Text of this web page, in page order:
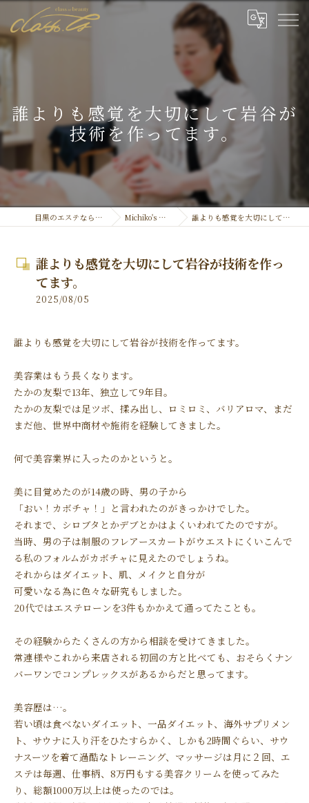
誰よりも感覚を大切にして岩谷が
技術を作ってます。
目黒のエステなら結果重視のclassty Michiko's Official ''Blog'' 誰よりも感覚を大切にして岩谷が技術を作ってます。
誰よりも感覚を大切にして岩谷が技術を作っ
てます。
2025/08/05
誰よりも感覚を大切にして岩谷が技術を作ってます。
美容業はもう長くなります。
たかの友梨で13年、独立して9年目。
たかの友梨では足ツボ、揉み出し、ロミロミ、バリアロマ、まだ
まだ他、世界中商材や施術を経験してきました。
何で美容業界に入ったのかというと。
美に目覚めたのが14歳の時、男の子から
「おい！カボチャ！」と言われたのがきっかけでした。
それまで、シロブタとかデブとかはよくいわれてたのですが。
当時、男の子は制服のフレアースカートがウエストにくいこんで
る私のフォルムがカボチャに見えたのでしょうね。
それからはダイエット、肌、メイクと自分が
可愛いなる為に色々な研究もしました。
20代ではエステローンを3件もかかえて通ってたことも。
その経験からたくさんの方から相談を受けてきました。
常連様やこれから来店される初回の方と比べても、おそらくナン
バーワンでコンプレックスがあるからだと思ってます。
美容歴は…。
若い頃は食べないダイエット、一品ダイエット、海外サプリメン
ト、サウナに入り汗をひたすらかく、しかも2時間ぐらい、サウ
ナスーツを着て過酷なトレーニング、マッサージは月に２回、エ
ステは毎週、仕事柄、8万円もする美容クリームを使ってみた
り、総額1000万以上は使ったのでは。